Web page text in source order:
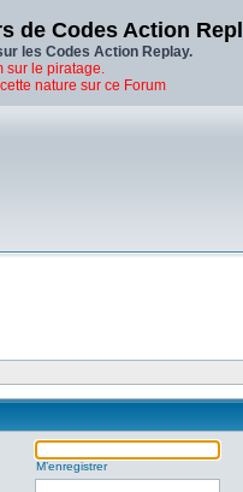
de Codes Action
les Codes Action Replay.
sur le piratage.
nature sur ce Forum
M’enregistrer